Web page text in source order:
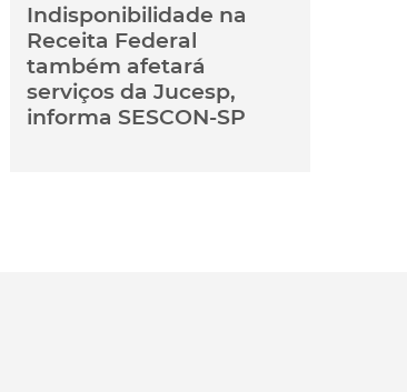
Indisponibilidade na
Receita Federal
também afetará
serviços da Jucesp,
informa SESCON-SP